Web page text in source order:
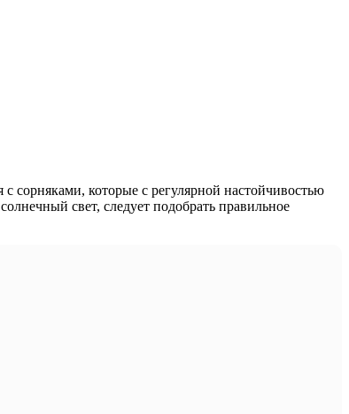
сорняками, которые с регулярной настойчивостью
свет, следует подобрать правильное